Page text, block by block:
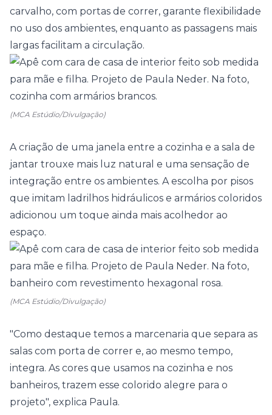
carvalho, com portas de correr, garante flexibilidade
no uso dos ambientes, enquanto as passagens mais
largas facilitam a circulação.
(MCA Estúdio/Divulgação)
A criação de uma janela entre a cozinha e a sala de
jantar trouxe mais luz natural e uma sensação de
integração entre os ambientes. A escolha por pisos
que imitam ladrilhos hidráulicos e armários coloridos
adicionou um toque ainda mais acolhedor ao
espaço.
(MCA Estúdio/Divulgação)
"Como destaque temos a marcenaria que separa as
salas com porta de correr e, ao mesmo tempo,
integra. As cores que usamos na cozinha e nos
banheiros, trazem esse colorido alegre para o
projeto", explica Paula.